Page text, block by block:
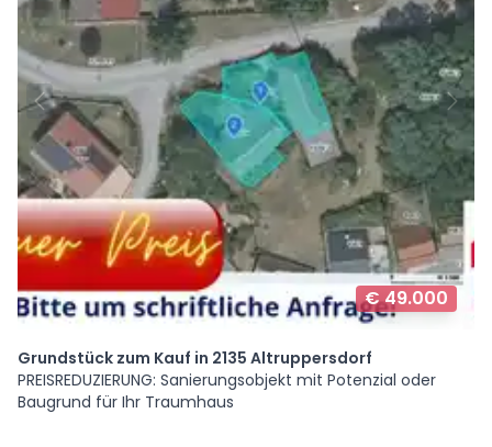
€ 49.000
Grundstück zum Kauf in 2135 Altruppersdorf
PREISREDUZIERUNG: Sanierungsobjekt mit Potenzial oder
Baugrund für Ihr Traumhaus